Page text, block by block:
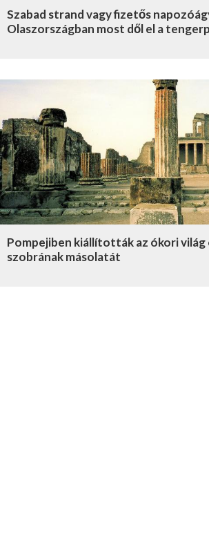
Szabad strand vagy fizetős
Olaszországban most dől el a
Pompejiben kiállították az ókori
szobrának másolatát